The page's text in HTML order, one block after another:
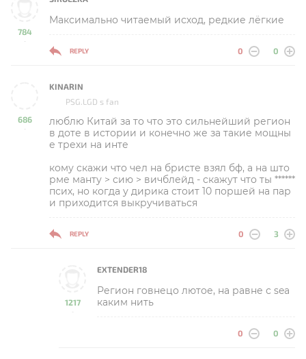
784
-
Максимально читаемый исход, редкие лёгкие
REPLY 0 0
686
-
KINARIN
PSG.LGD s fan
люблю Китай за то что это сильнейший регион
в доте в истории и конечно же за такие мощны
е трехи на инте
кому скажи что чел на бристе взял бф, а на што
рме манту > сию > вичблейд - скажут что ты ******
псих, но когда у дирика стоит 10 поршей на пар
и приходится выкручиваться
REPLY 0 3
1217
-
EXTENDER18
Регион говнецо лютое, на равне с sea
каким нить
0 0